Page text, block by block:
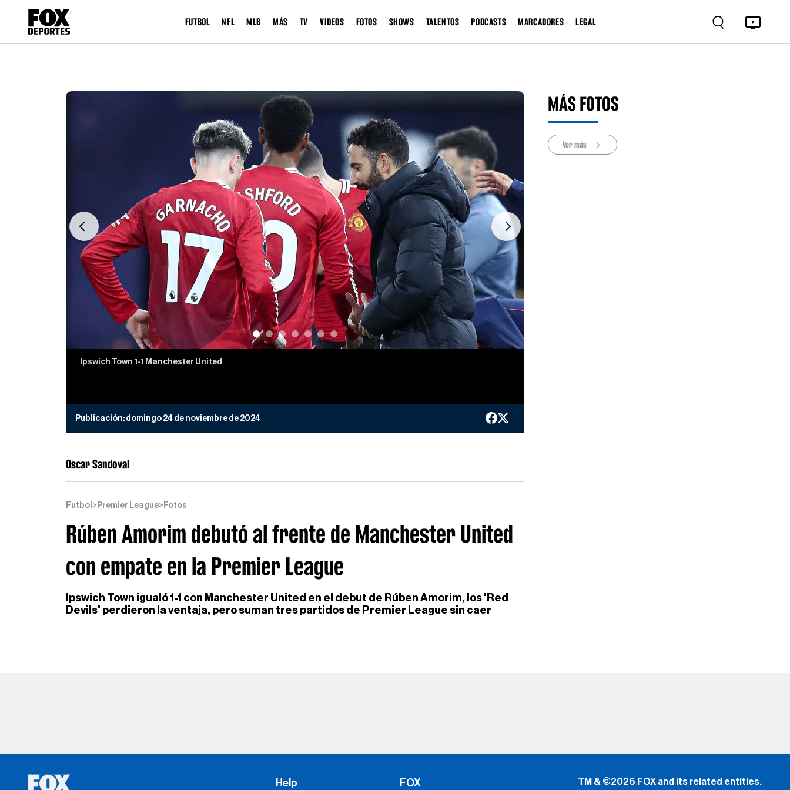
FUTBOL NFL MLB MÁS TV VIDEOS FOTOS SHOWS TALENTOS PODCASTS MARCADORES LEGAL
Previous Next
Ipswich Town 1-1 Manchester United
Publicación: domingo 24 de noviembre de 2024
Oscar Sandoval
Futbol > Premier League> Fotos
Rúben Amorim debutó al frente de Manchester United
con empate en la Premier League
Ipswich Town igualó 1-1 con Manchester United en el debut de Rúben Amorim, los 'Red
Devils' perdieron la ventaja, pero suman tres partidos de Premier League sin caer
MÁS FOTOS
Ver más
Help FOX TM & ©2026 FOX and its related entities.